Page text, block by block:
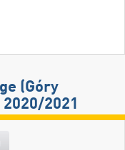
(Góry
2021